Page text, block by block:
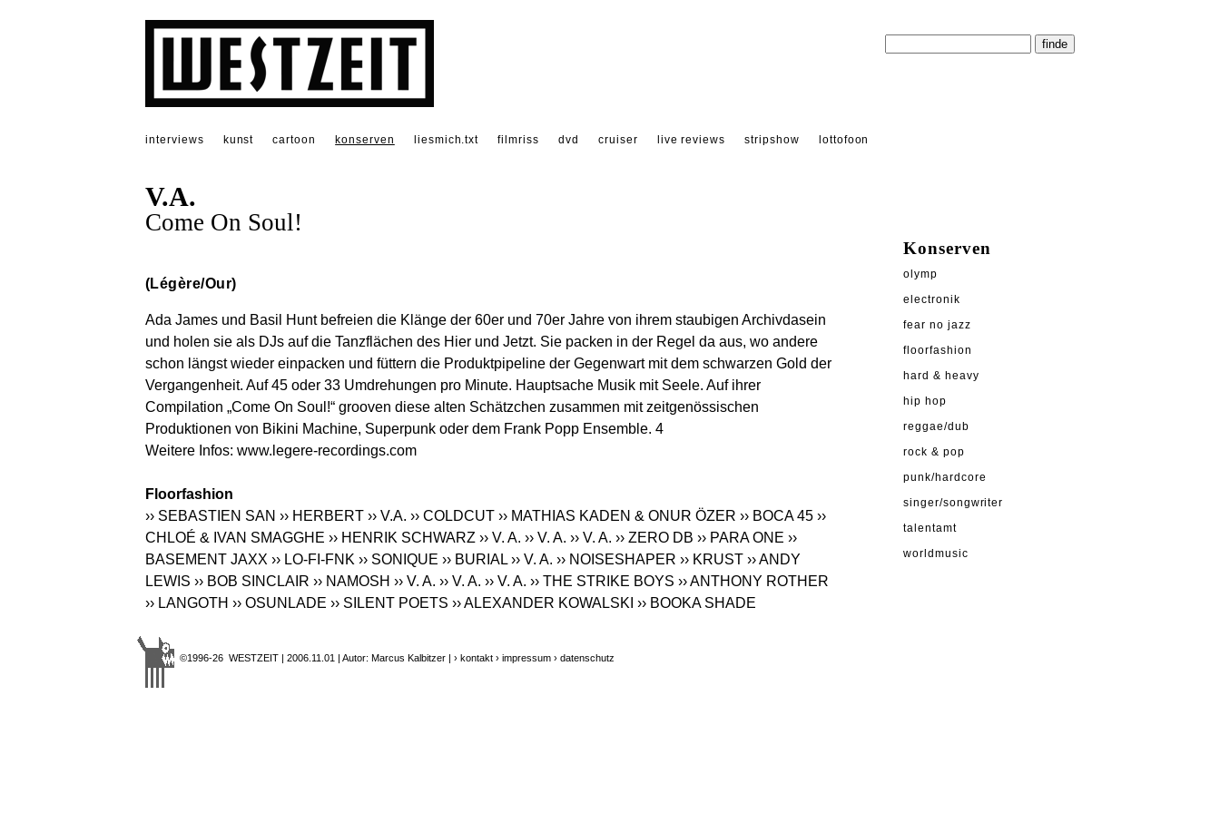
interviews kunst cartoon konserven liesmich.txt filmriss dvd cruiser live reviews stripshow lottofoon
V.A.
Come On Soul!
(Légère/Our)
Ada James und Basil Hunt befreien die Klänge der 60er und 70er Jahre von ihrem staubigen Archivdasein
und holen sie als DJs auf die Tanzflächen des Hier und Jetzt. Sie packen in der Regel da aus, wo andere
schon längst wieder einpacken und füttern die Produktpipeline der Gegenwart mit dem schwarzen Gold der
Vergangenheit. Auf 45 oder 33 Umdrehungen pro Minute. Hauptsache Musik mit Seele. Auf ihrer
Compilation „Come On Soul!“ grooven diese alten Schätzchen zusammen mit zeitgenössischen
Produktionen von Bikini Machine, Superpunk oder dem Frank Popp Ensemble. 4
Weitere Infos: www.legere-recordings.com
Floorfashion
›› SEBASTIEN SAN ›› HERBERT ›› V.A. ›› COLDCUT ›› MATHIAS KADEN & ONUR ÖZER ›› BOCA 45 ››
CHLOÉ & IVAN SMAGGHE ›› HENRIK SCHWARZ ›› V. A. ›› V. A. ›› V. A. ›› ZERO DB ›› PARA ONE ››
BASEMENT JAXX ›› LO-FI-FNK ›› SONIQUE ›› BURIAL ›› V. A. ›› NOISESHAPER ›› KRUST ›› ANDY
LEWIS ›› BOB SINCLAIR ›› NAMOSH ›› V. A. ›› V. A. ›› V. A. ›› THE STRIKE BOYS ›› ANTHONY ROTHER
›› LANGOTH ›› OSUNLADE ›› SILENT POETS ›› ALEXANDER KOWALSKI ›› BOOKA SHADE
©1996-26 WESTZEIT | 2006.11.01 | Autor: Marcus Kalbitzer | › kontakt › impressum › datenschutz
Konserven
olymp
electronik
fear no jazz
floorfashion
hard & heavy
hip hop
reggae/dub
rock & pop
punk/hardcore
singer/songwriter
talentamt
worldmusic